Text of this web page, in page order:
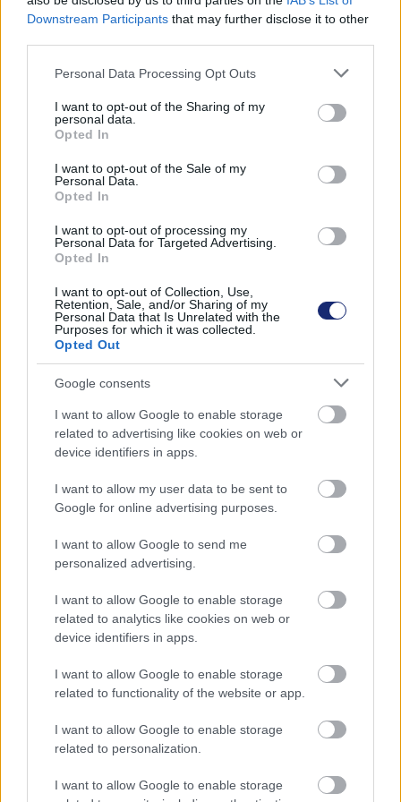
Downstream Participants that may further disclose it to other
Please note that this website/app uses one or more Google
not limited to your visit or usage behaviour. You may click to
grant or deny consent to Google and its third-party tags to
use your data for below specified purposes in below Google
consent section.
Personal Data Processing Opt Outs
I want to opt-out of the Sharing of my
personal data.
Opted In
I want to opt-out of the Sale of my
Personal Data.
Opted In
I want to opt-out of processing my
Personal Data for Targeted Advertising.
Opted In
I want to opt-out of Collection, Use,
Retention, Sale, and/or Sharing of my
Personal Data that Is Unrelated with the
Purposes for which it was collected.
Opted Out
Google consents
I want to allow Google to enable storage
related to advertising like cookies on web or
device identifiers in apps.
I want to allow my user data to be sent to
Google for online advertising purposes.
I want to allow Google to send me
personalized advertising.
I want to allow Google to enable storage
related to analytics like cookies on web or
device identifiers in apps.
I want to allow Google to enable storage
related to functionality of the website or app.
I want to allow Google to enable storage
related to personalization.
I want to allow Google to enable storage
Címkék: #tesla #cybertruck
#elektromos autó
#elektromos pickup
#elon musk
Hozzászólások
Egyre több hollywoodi színész
áll be a „Zöld Lovasok” közé
Zöldpálya.hu | 2023 augusztus 24. 11:00
Bella Ramsey, Stephen Fry és Ben Wishaw is
aláírták a dokumentumot arról, hogy
környezetet a szükségesnél.
Mikor karbon lábnyomról beszélünk, általában füstölő
kimustrált ólomakkumulátorok tízezreinek rémképe
jelenik meg a lelki szemeink előtt. Természetesen a
legnagyobb szennyezők az energetikai, olajipari
vállalatok világszerte, de nem is gondolnánk, hogy
mennyire banális és minden gyanú felett álló jelenségek
is okozói a kialakult helyzetnek.